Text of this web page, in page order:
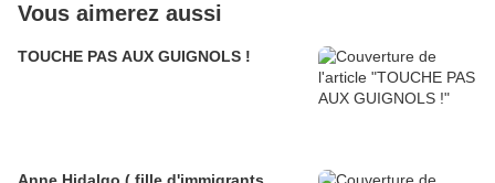
Vous aimerez aussi
TOUCHE PAS AUX GUIGNOLS !